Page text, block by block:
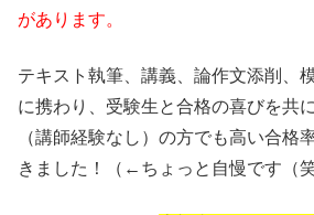
があります。
テキスト執筆、講義、論作文添削
に携わり、受験生と合格の喜びを共
（講師経験なし）の方でも高い合格
きました！（←ちょっと自慢です（笑